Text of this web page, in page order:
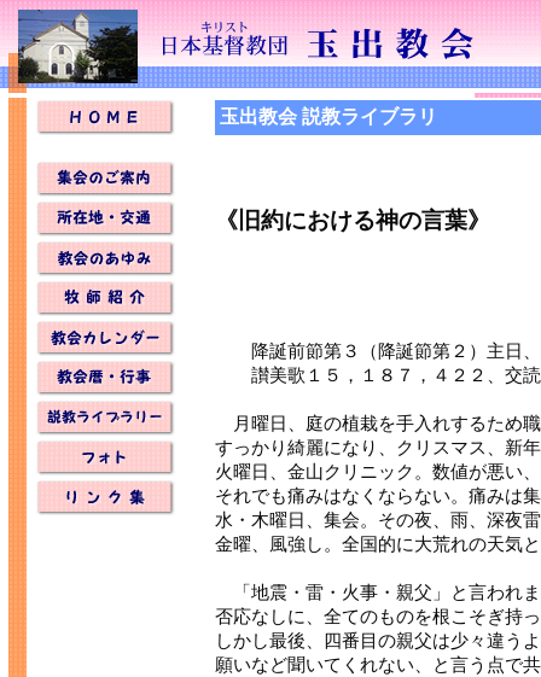
玉出教会 説教ライブラリ
《旧約における神の言葉》
降誕前節第３（降誕節第２）主日、
讃美歌１５，１８７，４２２、交読
月曜日、庭の植栽を手入れするため
すっかり綺麗になり、クリスマス、新
火曜日、金山クリニック。数値が悪い
それでも痛みはなくならない。痛みは
水・木曜日、集会。その夜、雨、深夜
金曜、風強し。全国的に大荒れの天気
「地震・雷・火事・親父」と言われ
否応なしに、全てのものを根こそぎ持
しかし最後、四番目の親父は少々違う
願いなど聞いてくれない、と言う点で